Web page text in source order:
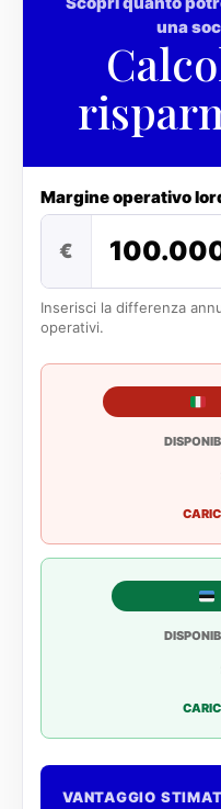
una
Margine operativo
€
Inserisci la differenza
operativi.
VANTAGGIO